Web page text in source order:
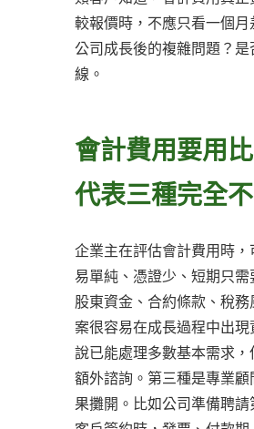
較報價時，不應只看一個
公司成長後的複雜問題？
線。
會計費用要用
代表三種完全
企業主在評估會計費用時
易單純、憑證少、短期只
股東資金、合約條款、稅
案很容易在成長過程中出
說已能處理多數基本需求
額外諮詢。第三種是專業
果攤開。比如公司準備聘